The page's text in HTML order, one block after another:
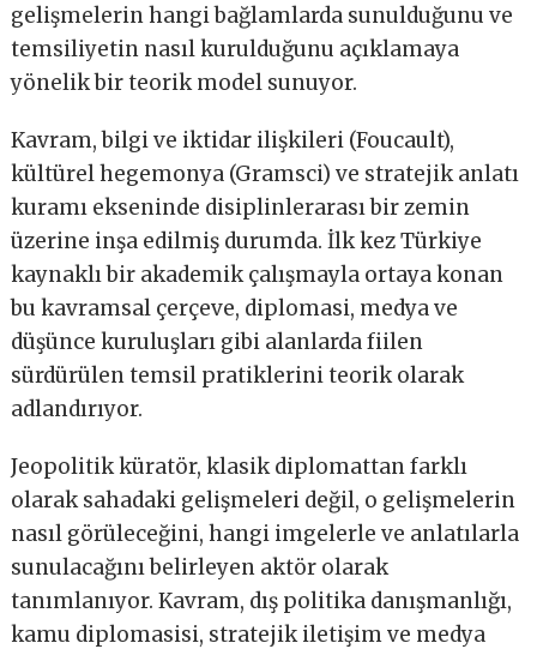
gelişmelerin hangi bağlamlarda sunulduğunu ve
temsiliyetin nasıl kurulduğunu açıklamaya
yönelik bir teorik model sunuyor.
Kavram, bilgi ve iktidar ilişkileri (Foucault),
kültürel hegemonya (Gramsci) ve stratejik anlatı
kuramı ekseninde disiplinlerarası bir zemin
üzerine inşa edilmiş durumda. İlk kez Türkiye
kaynaklı bir akademik çalışmayla ortaya konan
bu kavramsal çerçeve, diplomasi, medya ve
düşünce kuruluşları gibi alanlarda fiilen
sürdürülen temsil pratiklerini teorik olarak
adlandırıyor.
Jeopolitik küratör, klasik diplomattan farklı
olarak sahadaki gelişmeleri değil, o gelişmelerin
nasıl görüleceğini, hangi imgelerle ve anlatılarla
sunulacağını belirleyen aktör olarak
tanımlanıyor. Kavram, dış politika danışmanlığı,
kamu diplomasisi, stratejik iletişim ve medya